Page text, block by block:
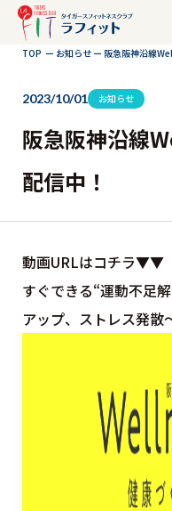
TOP ー お知らせ ー 阪急阪神沿線
2023/10/01 お知らせ
阪急阪神沿線
配信中！
動画URLはコチラ▼▼
すぐできる“運動不足
アップ、ストレス発散